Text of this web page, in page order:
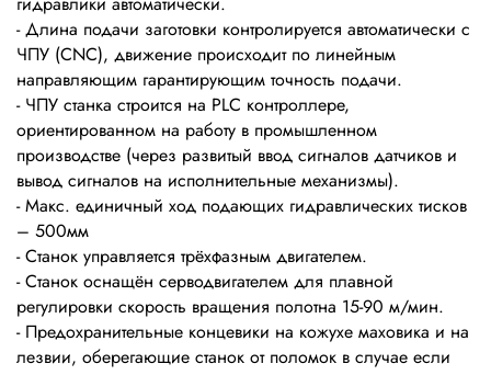
- Длина подачи заготовки контролируется автоматически c
ЧПУ (СNC), движение происходит по линейным
направляющим гарантирующим точность подачи.
- ЧПУ станка строится на PLC контроллере,
ориентированном на работу в промышленном
производстве (через развитый ввод сигналов датчиков и
вывод сигналов на исполнительные механизмы).
- Макс. единичный ход подающих гидравлических тисков
– 500мм
- Станок управляется трёхфазным двигателем.
- Станок оснащён серводвигателем для плавной
регулировки скорость вращения полотна 15-90 м/мин.
- Предохранительные концевики на кожухе маховика и на
лезвии, оберегающие станок от поломок в случае если